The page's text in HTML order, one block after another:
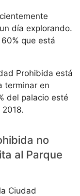
día explorando.
que está
Prohibida está
terminar en
del palacio esté
no
al Parque
Ciudad